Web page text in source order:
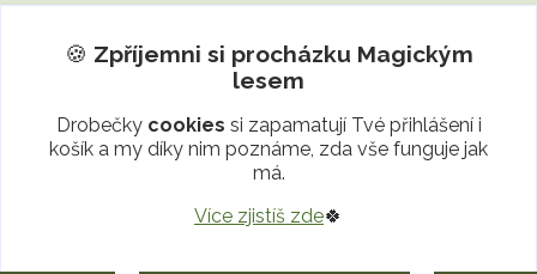
info@MagickyLes.cz
🍪 Zpříjemni si procházku Magickým
lesem
Drobečky cookies si zapamatují Tvé přihlášení i
košík a my díky nim poznáme, zda vše funguje jak
má.
Více zjistíš zde🍀